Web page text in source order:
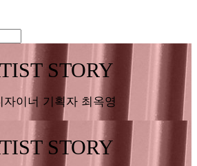
STORY
자이너 기획자 최옥영
STORY